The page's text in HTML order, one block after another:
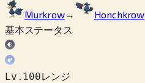
Murkrow→
Honchkrow
基本ステータス
Lv.100レンジ